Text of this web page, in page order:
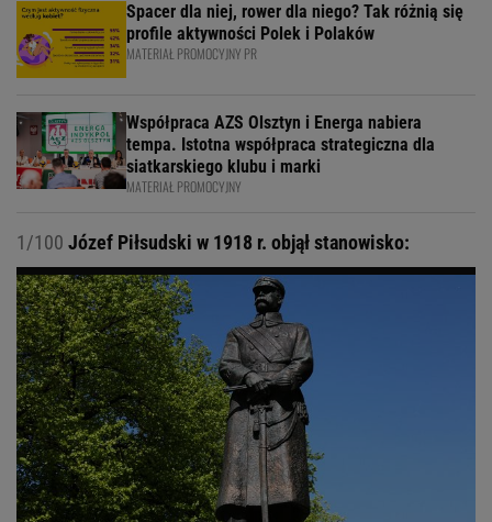
Spacer dla niej, rower dla niego? Tak różnią się
profile aktywności Polek i Polaków
MATERIAŁ PROMOCYJNY PR
Współpraca AZS Olsztyn i Energa nabiera
tempa. Istotna współpraca strategiczna dla
siatkarskiego klubu i marki
MATERIAŁ PROMOCYJNY
1/100 Józef Piłsudski w 1918 r. objął stanowisko: